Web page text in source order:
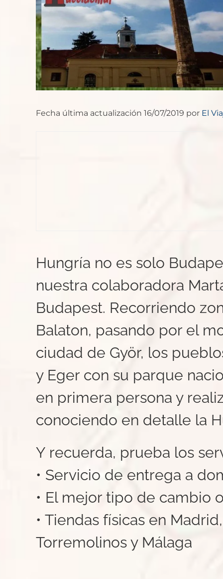
Fecha última actualización 16/07/2019 por El
Hungría no es solo
nuestra colaboradora
Budapest. Recorriendo
Balaton, pasando por el
ciudad de Györ, los
y Eger con su parque
en primera persona y
conociendo en detalle la
Y recuerda, prueba los
• Servicio de entrega a
• El mejor tipo de cambio
• Tiendas físicas en
Torremolinos y Málaga